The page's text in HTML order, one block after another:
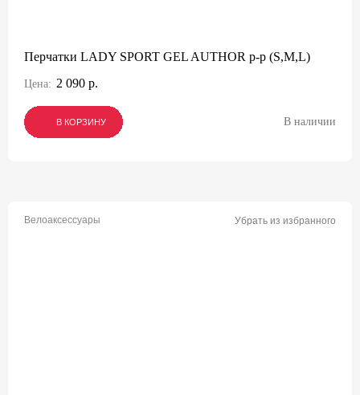
Перчатки LADY SPORT GEL AUTHOR p-p (S,M,L)
Цена: 2 090 р.
В КОРЗИНУ
В КОРЗИНУ
В КОРЗИНУ В наличии
Велоаксессуары Убрать из избранного